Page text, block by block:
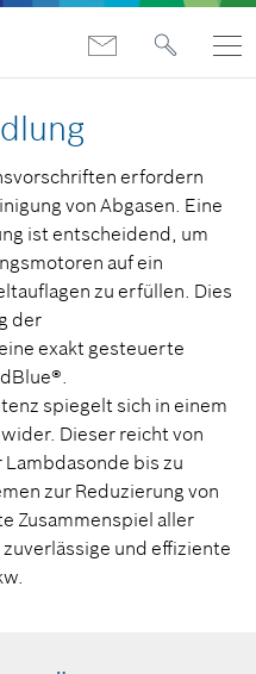
erfordern
von Abgasen. Eine
ist entscheidend, um
auf ein
zu erfüllen. Dies
der
exakt gesteuerte
spiegelt sich in einem
Dieser reicht von
bis zu
zur Reduzierung von
Zusammenspiel aller
und effiziente